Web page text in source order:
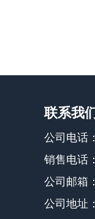
联系我
公司电话
销售电话
公司邮箱
公司地址